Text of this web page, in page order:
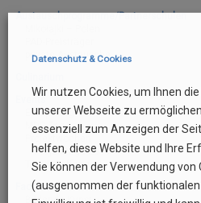
Austauschprogramme/Partnerschulen
private Austausche
Events
Europa-Tag
MDG-Tag
Projekttage 2019
Tag der offenen Tür
Fachunterricht
Bildende Kunst
Datenschutz & Cookies
Wir nutzen Cookies, um Ihnen
unserer Webseite zu
essenziell zum Anzeigen der
helfen, diese Website und Ihre
Sie können der Verwendung
(ausgenommen der funktionalen